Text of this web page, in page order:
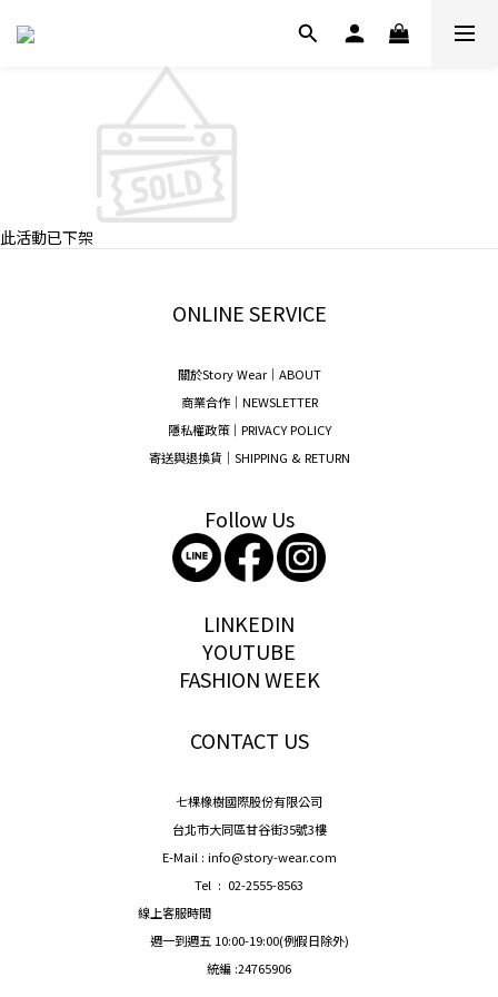
此活動已下架
ONLINE SERVICE
關於Story Wear｜ABOUT
商業合作｜NEWSLETTER
隱私權政策｜PRIVACY POLICY
寄送與退換貨｜SHIPPING & RETURN
Follow Us
LINKEDIN
YOUTUBE
FASHION WEEK
CONTACT US
七棵橡樹國際股份有限公司
台北市大同區甘谷街35號3樓
E-Mail : info@story-wear.com
Tel : 02-2555-8563
線上客服時間
週一到週五 10:00-19:00(例假日除外)
統編 :24765906